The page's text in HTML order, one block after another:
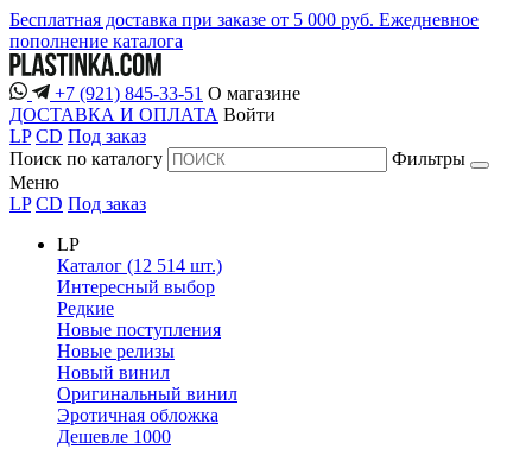
Бесплатная доставка при заказе от 5 000 руб. Ежедневное
пополнение каталога
+7 (921) 845-33-51 О магазине
ДОСТАВКА И ОПЛАТА Войти
LP CD Под заказ
Поиск по каталогу
Фильтры
Меню
LP CD Под заказ
LP
Каталог (12 514 шт.)
Интересный выбор
Редкие
Новые поступления
Новые релизы
Новый винил
Оригинальный винил
Эротичная обложка
Дешевле 1000